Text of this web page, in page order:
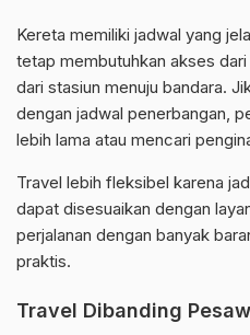
Kereta memiliki jadwal yang
tetap membutuhkan akses
dari stasiun menuju bandara.
dengan jadwal penerbangan,
lebih lama atau mencari
Travel lebih fleksibel karena
dapat disesuaikan dengan
perjalanan dengan banyak
praktis.
Travel Dibanding